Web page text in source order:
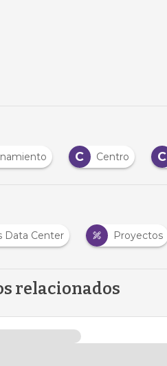
C Centro C
Data Center Proyectos
relacionados